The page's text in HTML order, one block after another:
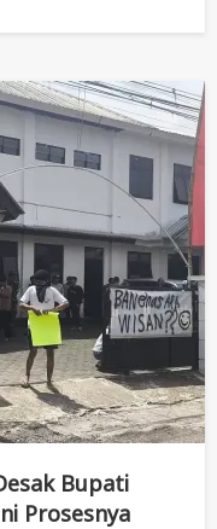
Bupati
Prosesnya